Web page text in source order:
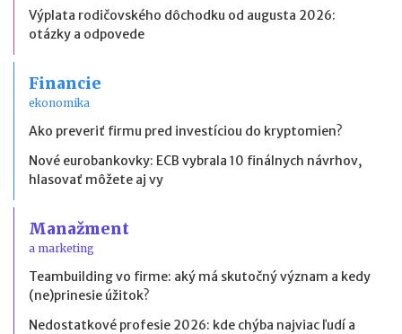
Výplata rodičovského dôchodku od augusta 2026:
otázky a odpovede
Financie
ekonomika
Ako preveriť firmu pred investíciou do kryptomien?
Nové eurobankovky: ECB vybrala 10 finálnych návrhov,
hlasovať môžete aj vy
Manažment
a marketing
Teambuilding vo firme: aký má skutočný význam a kedy
(ne)prinesie úžitok?
Nedostatkové profesie 2026: kde chýba najviac ľudí a